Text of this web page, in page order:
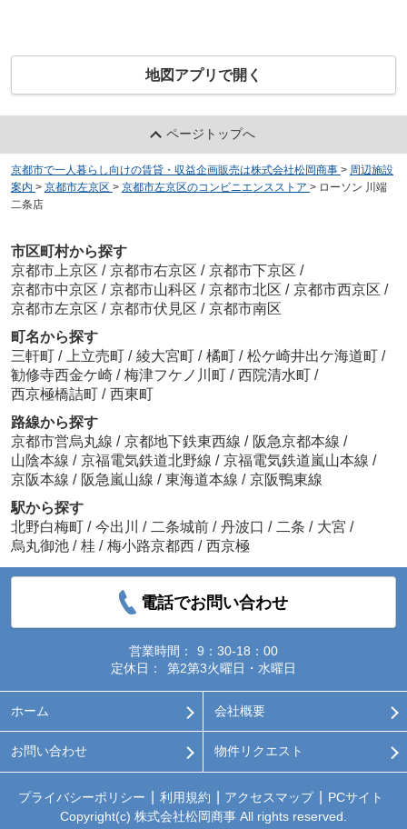
地図アプリで開く
ページトップへ
京都市で一人暮らし向けの賃貸・収益企画販売は株式会社松岡商事 > 周辺施設
案内 > 京都市左京区 > 京都市左京区のコンビニエンスストア > ローソン 川端
二条店
市区町村から探す
京都市上京区 / 京都市右京区 / 京都市下京区 /
京都市中京区 / 京都市山科区 / 京都市北区 / 京都市西京区 /
京都市左京区 / 京都市伏見区 / 京都市南区
町名から探す
三軒町 / 上立売町 / 綾大宮町 / 橘町 / 松ケ崎井出ケ海道町 /
勧修寺西金ケ崎 / 梅津フケノ川町 / 西院清水町 /
西京極橋詰町 / 西東町
路線から探す
京都市営烏丸線 / 京都地下鉄東西線 / 阪急京都本線 /
山陰本線 / 京福電気鉄道北野線 / 京福電気鉄道嵐山本線 /
京阪本線 / 阪急嵐山線 / 東海道本線 / 京阪鴨東線
駅から探す
北野白梅町 / 今出川 / 二条城前 / 丹波口 / 二条 / 大宮 /
烏丸御池 / 桂 / 梅小路京都西 / 西京極
電話でお問い合わせ
営業時間：
9：30-18：00
定休日：
第2第3火曜日・水曜日
ホーム 会社概要
お問い合わせ 物件リクエスト
プライバシーポリシー 利用規約 アクセスマップ
PCサイト
Copyright(c) 株式会社松岡商事 All rights reserved.